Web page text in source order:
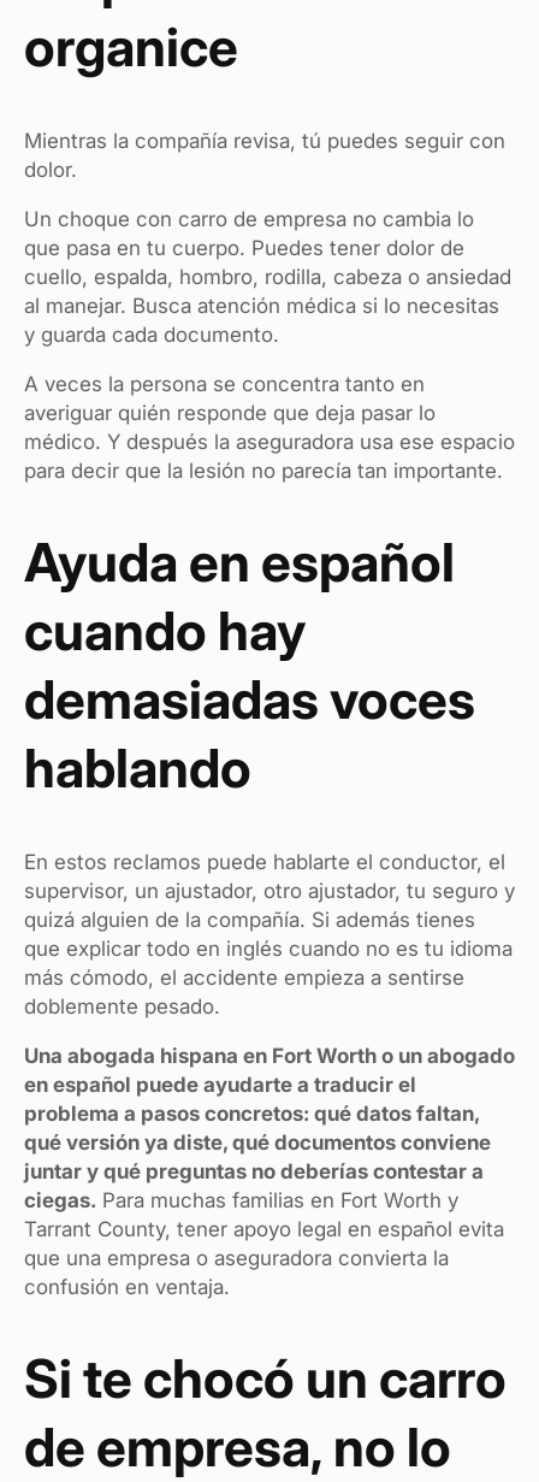
organice
Mientras la compañía revisa, tú puedes seguir con
dolor.
Un choque con carro de empresa no cambia lo
que pasa en tu cuerpo. Puedes tener dolor de
cuello, espalda, hombro, rodilla, cabeza o ansiedad
al manejar. Busca atención médica si lo necesitas
y guarda cada documento.
A veces la persona se concentra tanto en
averiguar quién responde que deja pasar lo
médico. Y después la aseguradora usa ese espacio
para decir que la lesión no parecía tan importante.
Ayuda en español
cuando hay
demasiadas voces
hablando
En estos reclamos puede hablarte el conductor, el
supervisor, un ajustador, otro ajustador, tu seguro y
quizá alguien de la compañía. Si además tienes
que explicar todo en inglés cuando no es tu idioma
más cómodo, el accidente empieza a sentirse
doblemente pesado.
Una abogada hispana en Fort Worth o un abogado
en español puede ayudarte a traducir el
problema a pasos concretos: qué datos faltan,
qué versión ya diste, qué documentos conviene
juntar y qué preguntas no deberías contestar a
ciegas. Para muchas familias en Fort Worth y
Tarrant County, tener apoyo legal en español evita
que una empresa o aseguradora convierta la
confusión en ventaja.
Si te chocó un carro
de empresa, no lo